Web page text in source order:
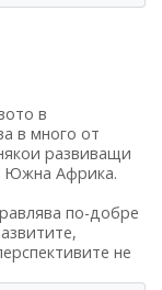
в
в много от
развиващи
Южна Африка.
по-добре
не